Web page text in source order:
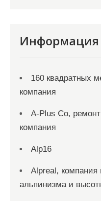
Информация
160 квадратных
компания
A-Plus Co,
компания
Alp16
Alpreal,
альпинизма и